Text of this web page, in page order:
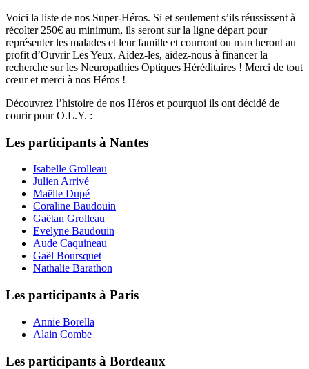
Voici la liste de nos Super-Héros. Si et seulement s’ils réussissent à
récolter 250€ au minimum, ils seront sur la ligne départ pour
représenter les malades et leur famille et courront ou marcheront au
profit d’Ouvrir Les Yeux. Aidez-les, aidez-nous à financer la
recherche sur les Neuropathies Optiques Héréditaires ! Merci de tout
cœur et merci à nos Héros !
Découvrez l’histoire de nos Héros et pourquoi ils ont décidé de
courir pour O.L.Y. :
Les participants à Nantes
Isabelle Grolleau
Julien Arrivé
Maëlle Dupé
Coraline Baudouin
Gaëtan Grolleau
Evelyne Baudouin
Aude Caquineau
Gaël Boursquet
Nathalie Barathon
Les participants à Paris
Annie Borella
Alain Combe
Les participants à Bordeaux